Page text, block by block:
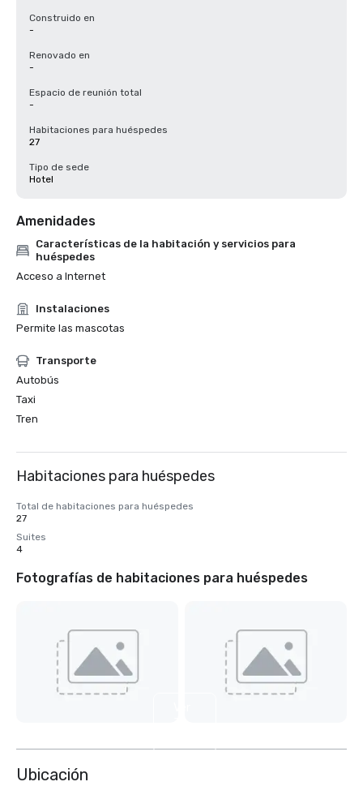
Construido en
-
Renovado en
-
Espacio de reunión total
-
Habitaciones para huéspedes
27
Tipo de sede
Hotel
Amenidades
Características de la habitación y servicios para
huéspedes
Acceso a Internet
Instalaciones
Permite las mascotas
Transporte
Autobús
Taxi
Tren
Habitaciones para huéspedes
Total de habitaciones para huéspedes
27
Suites
4
Fotografías de habitaciones para huéspedes
Ubicación